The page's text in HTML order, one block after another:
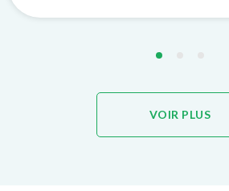
VOIR PLUS